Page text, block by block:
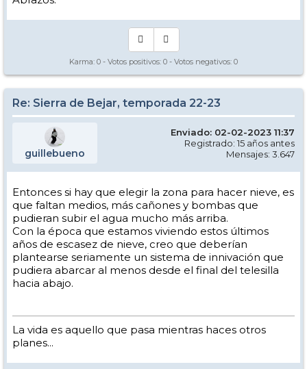
Karma: 0 - Votos positivos: 0 - Votos negativos: 0
Re: Sierra de Bejar, temporada 22-23
guillebueno
Enviado: 02-02-2023 11:37
Registrado: 15 años antes
Mensajes: 3.647
Entonces si hay que elegir la zona para hacer nieve, es
que faltan medios, más cañones y bombas que
pudieran subir el agua mucho más arriba.
Con la época que estamos viviendo estos últimos
años de escasez de nieve, creo que deberían
plantearse seriamente un sistema de innivación que
pudiera abarcar al menos desde el final del telesilla
hacia abajo.
La vida es aquello que pasa mientras haces otros
planes...